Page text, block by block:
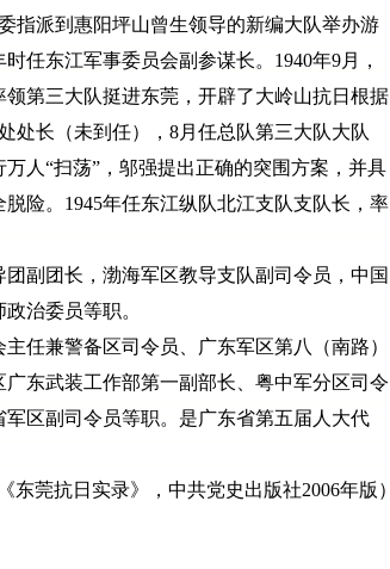
指派到惠阳坪山曾生领导的新编大队举办游
任东江军事委员会副参谋长。1940年9月，
第三大队挺进东莞，开辟了大岭山抗日根据
处长（未到任），8月任总队第三大队大队
人“扫荡”，邬强提出正确的突围方案，并具
险。1945年任东江纵队北江支队支队长，率
副团长，渤海军区教导支队副司令员，中国
治委员等职。
任兼警备区司令员、广东军区第八（南路）
东武装工作部第一副部长、粤中军分区司令
区副司令员等职。是广东省第五届人大代
《东莞抗日实录》，中共党史出版社2006年版）